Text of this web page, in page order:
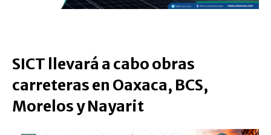
SICT llevará a cabo obras
carreteras en Oaxaca, BCS,
Morelos y Nayarit